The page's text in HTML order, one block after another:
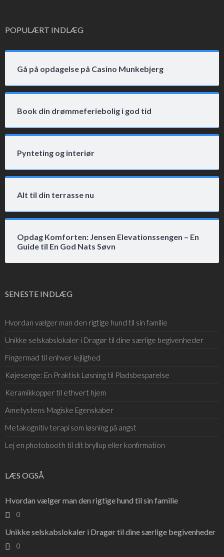
POPULÆRT INDLÆG
Gå på opdagelse på Casino Munkebjerg
Book din drømmeferiebolig i god tid
Pynteting og interiør
Alt til din terrasse nu
Opdag Komforten: Jensen Elevationssengen – En
Guide til En God Nats Søvn
SENESTE INDLÆG
Hvordan vælger man den rigtige hund til sin familie
Unikke selskabslokaler i Dragør til dine særlige begivenheder
Fingermad til enhver lejlighed
Køjesenge: En Praktisk Løsning til Pladsbesparelse
Keramikkopper til ethvert hjem
Ametystens Magiske Egenskaber
Metakognitiv terapi som løsning på angst
Lej en photobooth til dit bryllup eller konfirmation
LÆS OGSÅ
Hvordan vælger man den rigtige hund til sin familie
0
Unikke selskabslokaler i Dragør til dine særlige begivenheder
0